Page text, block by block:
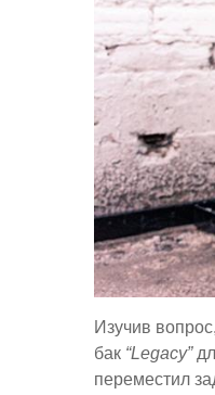
Изучив
бак “Legacy”
переместил